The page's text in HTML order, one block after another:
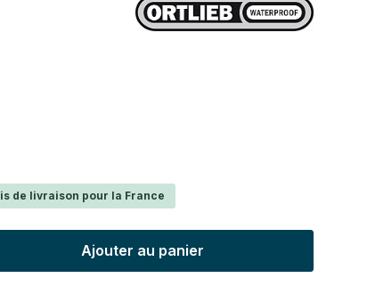
de livraison pour la France
Entrez la quantité souhaitée ou
Ajouter au panier